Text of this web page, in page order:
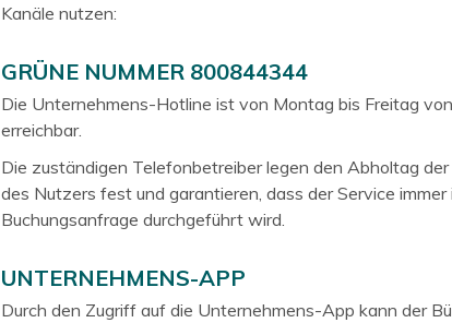
Kanäle nutzen:
GRÜNE NUMMER 800844344
Die Unternehmens-Hotline ist von Montag bis Freitag
erreichbar.
Die zuständigen Telefonbetreiber legen den Abholtag
des Nutzers fest und garantieren, dass der Service
Buchungsanfrage durchgeführt wird.
UNTERNEHMENS-APP
Durch den Zugriff auf die Unternehmens-App kann der